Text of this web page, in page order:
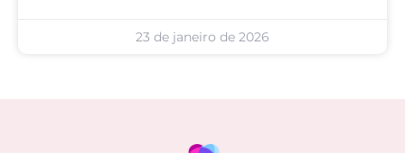
23 de janeiro de 2026